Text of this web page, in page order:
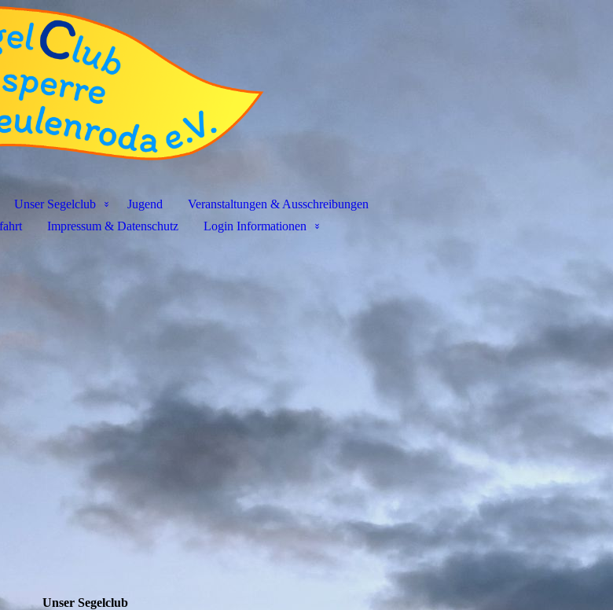
Unser Segelclub Jugend
Veranstaltungen & Ausschreibungen
Impressum & Datenschutz Login Informationen
Unser Segelclub